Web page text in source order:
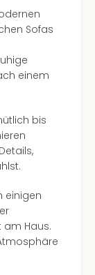
Sofas
einem
bis
einigen
Haus.